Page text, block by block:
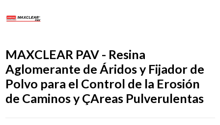
MAXCLEAR PAV - Resina
Aglomerante de Áridos y Fijador de
Polvo para el Control de la Erosión
de Caminos y ÇAreas Pulverulentas